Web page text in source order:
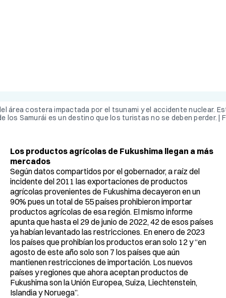
área costera impactada por el tsunami y el accidente nuclear.
los Samurái es un destino que los turistas no se deben perder. |
Los productos agrícolas de Fukushima llegan a más
mercados
Según datos compartidos por el gobernador, a raíz del
incidente del 2011 las exportaciones de productos
agrícolas provenientes de Fukushima decayeron en un
90% pues un total de 55 países prohibieron importar
productos agrícolas de esa región. El mismo informe
apunta que hasta el 29 de junio de 2022, 42 de esos países
ya habían levantado las restricciones. En enero de 2023
los países que prohibían los productos eran solo 12 y “en
agosto de este año solo son 7 los países que aún
mantienen restricciones de importación. Los nuevos
países y regiones que ahora aceptan productos de
Fukushima son la Unión Europea, Suiza, Liechtenstein,
Islandia y Noruega”.